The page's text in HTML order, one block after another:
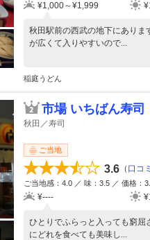
¥1,000～¥1,999
秋田駅前の西武の地下にありま
が広くて入りやすいので...
稲庭うどん
市場 いちばん寿司
秋田／寿司
ご当地
3.6 （ 口コ
ご当地感：4.0 ／ 味：3.5 ／ 価格：
¥----
ひとりでふらっと入っても窮屈
にどれを食べても美味し...